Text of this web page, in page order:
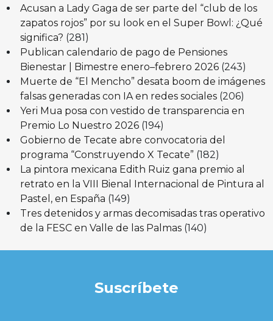
Acusan a Lady Gaga de ser parte del “club de los
zapatos rojos” por su look en el Super Bowl: ¿Qué
significa? (281)
Publican calendario de pago de Pensiones
Bienestar | Bimestre enero–febrero 2026 (243)
Muerte de “El Mencho” desata boom de imágenes
falsas generadas con IA en redes sociales (206)
Yeri Mua posa con vestido de transparencia en
Premio Lo Nuestro 2026 (194)
Gobierno de Tecate abre convocatoria del
programa “Construyendo X Tecate” (182)
La pintora mexicana Edith Ruiz gana premio al
retrato en la VIII Bienal Internacional de Pintura al
Pastel, en España (149)
Tres detenidos y armas decomisadas tras operativo
de la FESC en Valle de las Palmas (140)
Suscríbete